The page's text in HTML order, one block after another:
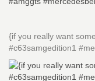
{if you really want
#c63samgedition1